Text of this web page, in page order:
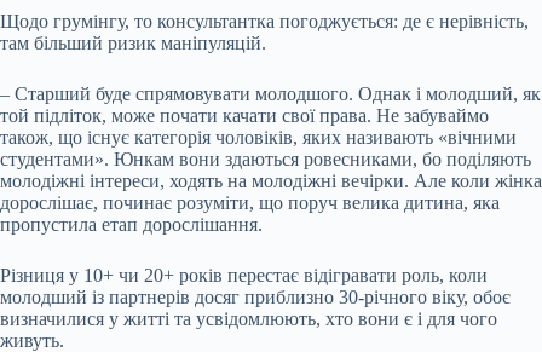
Щодо грумінгу, то консультантка погоджується: де є нерівність,
там більший ризик маніпуляцій.
– Старший буде спрямовувати молодшого. Однак і молодший, як
той підліток, може почати качати свої права. Не забуваймо
також, що існує категорія чоловіків, яких називають «вічними
студентами». Юнкам вони здаються ровесниками, бо поділяють
молодіжні інтереси, ходять на молодіжні вечірки. Але коли жінка
дорослішає, починає розуміти, що поруч велика дитина, яка
пропустила етап дорослішання.
Різниця у 10+ чи 20+ років перестає відігравати роль, коли
молодший із партнерів досяг приблизно 30-річного віку, обоє
визначилися у житті та усвідомлюють, хто вони є і для чого
живуть.